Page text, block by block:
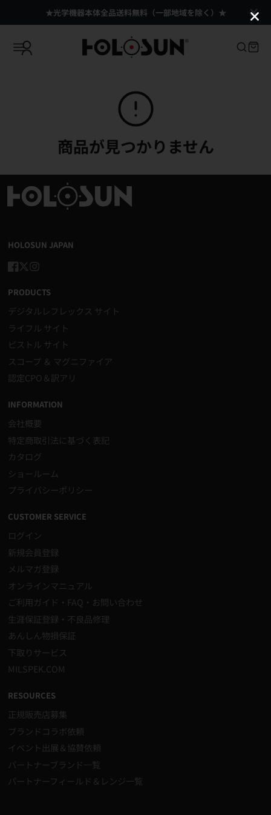
★光学機器本体全品送料無料（一部地域を除く）★
商品が見つかりません
HOLOSUN JAPAN
PRODUCTS
デジタルレフレックス サイト
ライフル サイト
ピストル サイト
スコープ ＆ マグニファイア
認定CPO＆訳アリ
INFORMATION
会社概要
特定商取引法に基づく表記
カタログ
ショールーム
プライバシーポリシー
CUSTOMER SERVICE
ログイン
新規会員登録
メルマガ登録
オンラインマニュアル
ご利用ガイド・FAQ・お問い合わせ
生涯保証登録・不良品修理
あんしん物損保証
下取りサービス
MILSPEK.COM
RESOURCES
正規販売店募集
ブランドコラボ依頼
イベント出展＆協賛依頼
パートナーブランド一覧
パートナーフィールド＆レンジ一覧